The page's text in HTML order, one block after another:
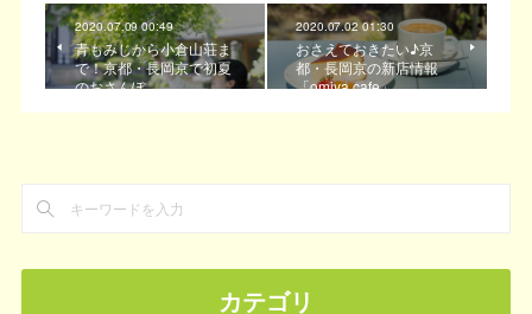
2020.07.09 00:49
青もみじから小倉山荘ま
で！京都・長岡京で初夏
のおさんぽ
2020.07.02 01:30
おさえておきたい♪京
都・長岡京の新店情報
「omiya cafe」
カテゴリ